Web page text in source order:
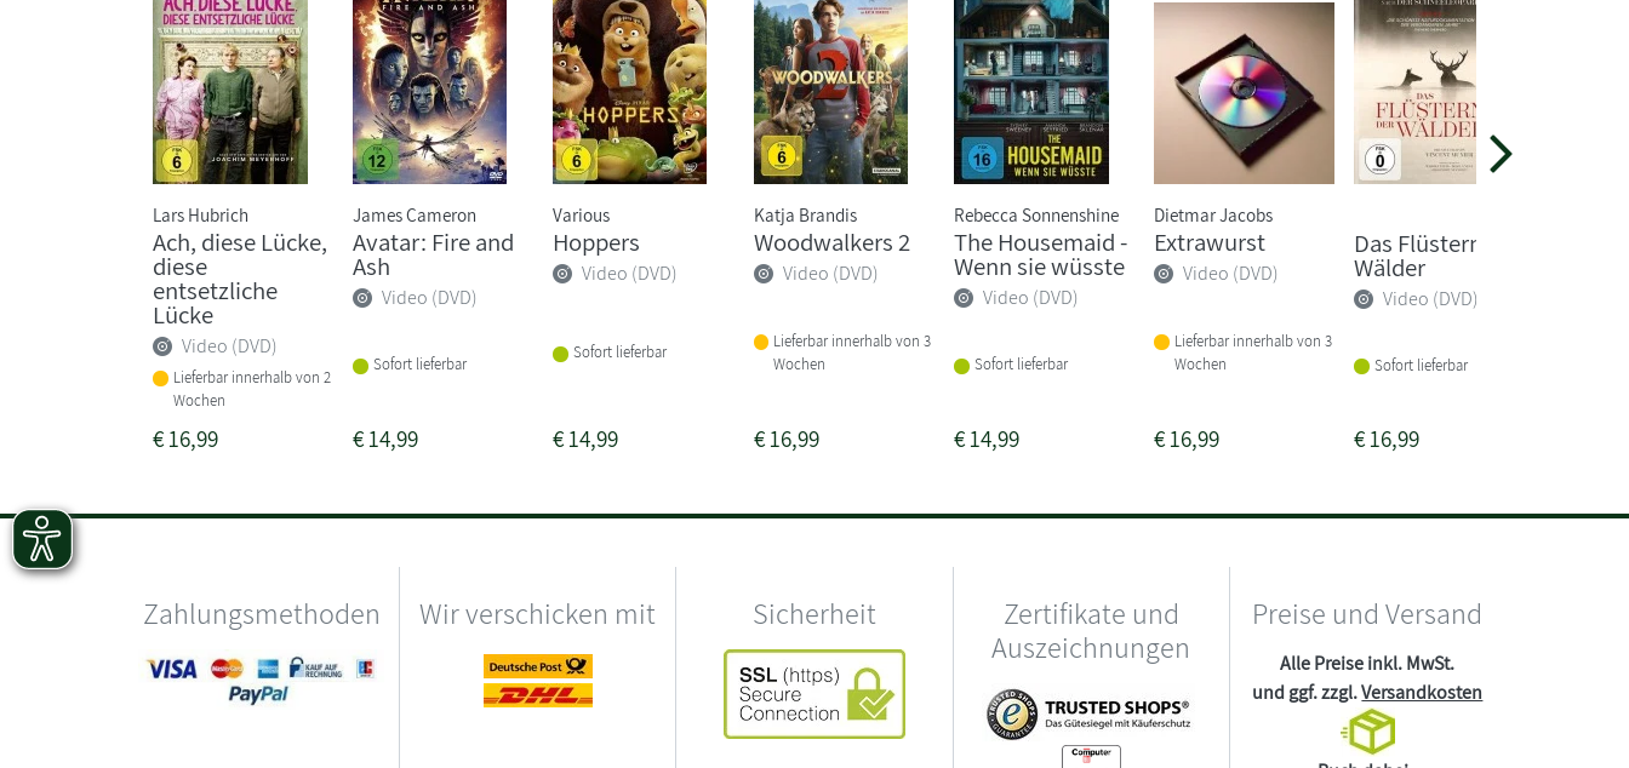
Lars Hubrich
Ach, diese Lücke,
diese
entsetzliche
Lücke
Video (DVD)
Lieferbar innerhalb von 2
Wochen
€16,99
James Cameron
Avatar: Fire and
Ash
Video (DVD)
Sofort lieferbar
€14,99
Various
Hoppers
Video (DVD)
Sofort lieferbar
€14,99
Katja Brandis
Woodwalkers 2
Video (DVD)
Lieferbar innerhalb von 3
Wochen
€16,99
Rebecca Sonnenshine
The Housemaid -
Wenn sie wüsste
Video (DVD)
Sofort lieferbar
€14,99
Dietmar Jacobs
Extrawurst
Video (DVD)
Lieferbar innerhalb von 3
Wochen
€16,99
Das Flüstern der
Wälder
Video (DVD)
Sofort lieferbar
€16,99
Zahlungsmethoden Wir verschicken mit Sicherheit
Zertifikate und
Auszeichnungen
Preise und Versand
Alle Preise inkl. MwSt.
und ggf. zzgl.Versandkosten